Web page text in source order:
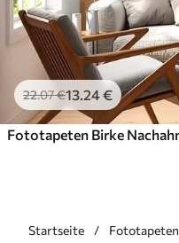
22.07€13.24€
Startseite Fototapeten